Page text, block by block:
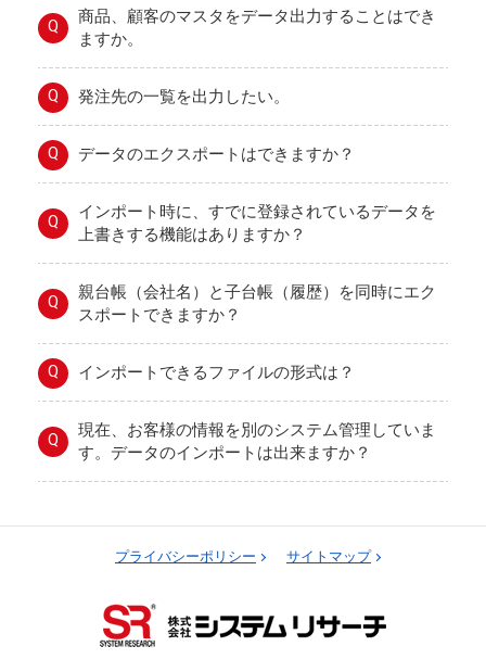
Q
商品、顧客のマスタをデータ出力することはでき
ますか。
Q 発注先の一覧を出力したい。
Q データのエクスポートはできますか？
Q
インポート時に、すでに登録されているデータを
上書きする機能はありますか？
Q
親台帳（会社名）と子台帳（履歴）を同時にエク
スポートできますか？
Q インポートできるファイルの形式は？
Q
現在、お客様の情報を別のシステム管理していま
す。データのインポートは出来ますか？
プライバシーポリシー サイトマップ